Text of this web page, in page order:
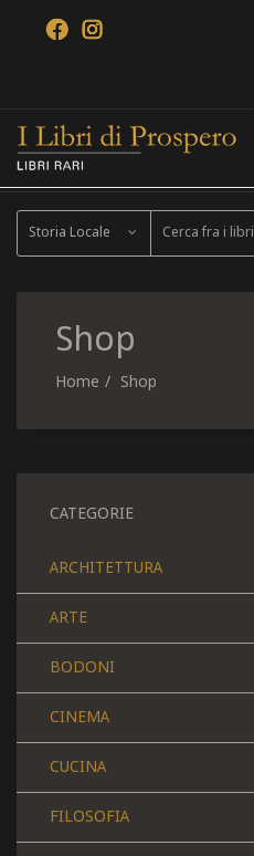
Storia Locale
Shop
Home Shop
CATEGORIE
ARCHITETTURA
ARTE
BODONI
CINEMA
CUCINA
FILOSOFIA